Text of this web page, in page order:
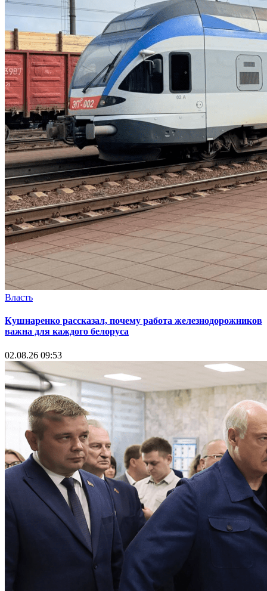
Власть
Кушнаренко рассказал, почему работа железнодорожников
важна для каждого белоруса
02.08.26 09:53